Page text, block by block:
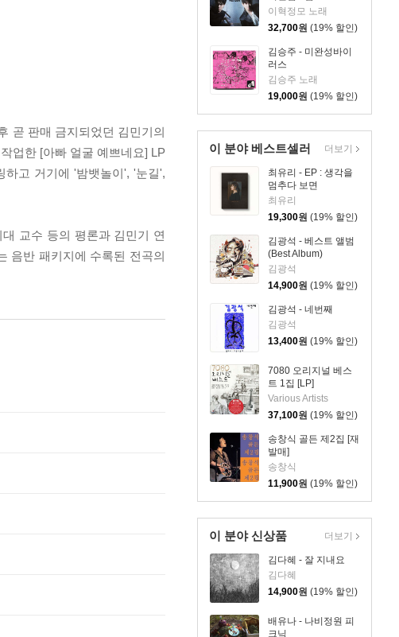
MEN
이혁정모 노래
32,700원 (19% 할인)
김승주 - 미완성바이
러스
김승주 노래
19,000원 (19% 할인)
이 분야 베스트셀러
최유리 - EP : 생각을
멈추다 보면
최유리
19,300원 (19% 할인)
김광석 - 베스트 앨범
(Best Album)
김광석
14,900원 (19% 할인)
김광석 - 네번째
김광석
13,400원 (19% 할인)
7080 오리지널 베스
트 1집 [LP]
Various Artists
37,100원 (19% 할인)
송창식 골든 제2집 [재
발매]
송창식
11,900원 (19% 할인)
더보기
이 분야 신상품
김다혜 - 잘 지내요
김다혜
14,900원 (19% 할인)
배유나 - 나비정원 피
크닉
더보기
곧 판매 금지되었던 김민기의
업한 [아빠 얼굴 예쁘네요] LP
하고 거기에 '밤뱃놀이', '눈길',
교수 등의 평론과 김민기 연
음반 패키지에 수록된 전곡의